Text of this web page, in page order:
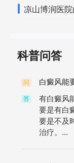
凉山博润医
科普问答
问 白癜风能
答
有白癜风
要是有白
要是不及
治疗。...